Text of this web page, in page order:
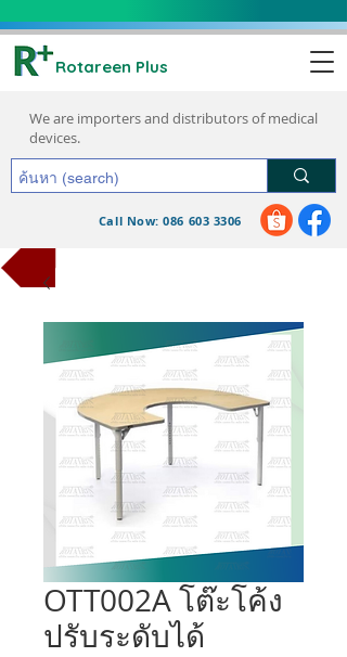
Rotareen Plus
We are importers and distributors of medical
devices.
Call Now: 086 603 3306
OTT002A โต๊ะโค้ง
ปรับระดับได้